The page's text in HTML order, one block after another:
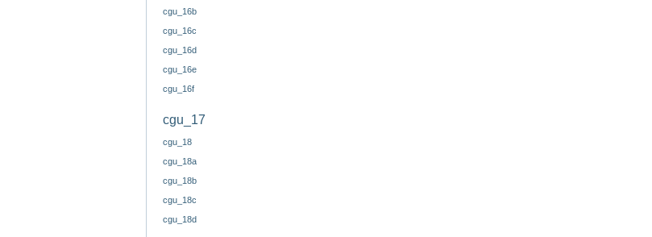
cgu_16b
cgu_16c
cgu_16d
cgu_16e
cgu_16f
cgu_17
cgu_18
cgu_18a
cgu_18b
cgu_18c
cgu_18d